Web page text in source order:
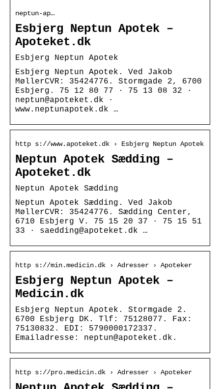
neptun-ap…
Esbjerg Neptun Apotek –
Apoteket.dk
Esbjerg Neptun Apotek
Esbjerg Neptun Apotek. Ved Jakob
MøllerCVR: 35424776. Stormgade 2, 6700
Esbjerg. 75 12 80 77 · 75 13 08 32 ·
neptun@apoteket.dk ·
www.neptunapotek.dk …
http s://www.apoteket.dk › Esbjerg Neptun Apotek
Neptun Apotek Sædding –
Apoteket.dk
Neptun Apotek Sædding
Neptun Apotek Sædding. Ved Jakob
MøllerCVR: 35424776. Sædding Center,
6710 Esbjerg V. 75 15 20 37 · 75 15 51
33 · saedding@apoteket.dk …
http s://min.medicin.dk › Adresser › Apoteker
Esbjerg Neptun Apotek –
Medicin.dk
Esbjerg Neptun Apotek. Stormgade 2.
6700 Esbjerg DK. Tlf: 75128077. Fax:
75130832. EDI: 5790000172337.
Emailadresse: neptun@apoteket.dk.
http s://pro.medicin.dk › Adresser › Apoteker